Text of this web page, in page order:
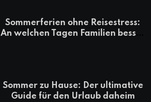
Sommerferien ohne Reisestress:
An welchen Tagen Familien besser
Sommer zu Hause: Der ultimative
Guide für den Urlaub daheim